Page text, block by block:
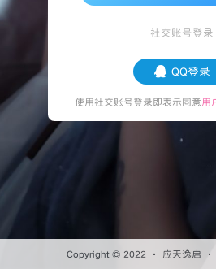
社交账号登录
QQ登录
使用社交账号登录即表示同意用
Copyright © 2022 · 应天逸启 ·